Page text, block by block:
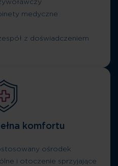
medyczne
z doświadczeniem
komfortu
ośrodek
i otoczenie sprzyjające